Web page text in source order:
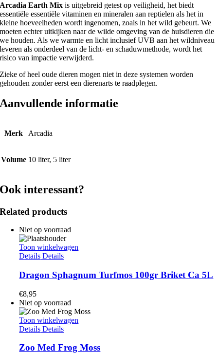
Arcadia Earth Mixis uitgebreid getest op veiligheid, het biedt
essentiële essentiële vitaminen en mineralen aan reptielen als het in
kleine hoeveelheden wordt ingenomen, zoals in het wild gebeurt. We
moeten echter uitkijken naar de wilde omgeving van de huisdieren die
we houden. Als we warmte en licht inclusief UVB aan het wildniveau
leveren als onderdeel van de licht- en schaduwmethode, wordt het
risico van impactie verwijderd.
Zieke of heel oude dieren mogen niet in deze systemen worden
gehouden zonder eerst een dierenarts te raadplegen.
Aanvullende informatie
Merk Arcadia
Volume 10 liter, 5 liter
Ook interessant?
Related products
Niet op voorraad
Toon winkelwagen
Details Details
Dragon Sphagnum Turfmos 100gr Briket Ca 5L
€8,95
Niet op voorraad
Toon winkelwagen
Details Details
Zoo Med Frog Moss